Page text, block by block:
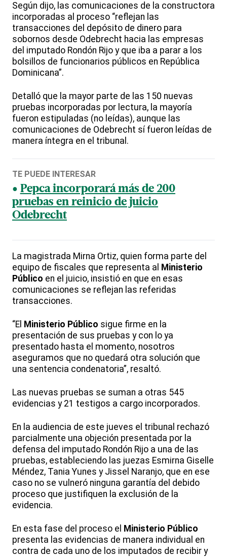
Según dijo, las comunicaciones de la constructora
incorporadas al proceso “reflejan las
transacciones del depósito de dinero para
sobornos desde Odebrecht hacia las empresas
del imputado Rondón Rijo y que iba a parar a los
bolsillos de funcionarios públicos en República
Dominicana”.
Detalló que la mayor parte de las 150 nuevas
pruebas incorporadas por lectura, la mayoría
fueron estipuladas (no leídas), aunque las
comunicaciones de Odebrecht sí fueron leídas de
manera íntegra en el tribunal.
TE PUEDE INTERESAR
Pepca incorporará más de 200
pruebas en reinicio de juicio
Odebrecht
La magistrada Mirna Ortiz, quien forma parte del
equipo de fiscales que representa al Ministerio
Público en el juicio, insistió en que en esas
comunicaciones se reflejan las referidas
transacciones.
“El Ministerio Público sigue firme en la
presentación de sus pruebas y con lo ya
presentado hasta el momento, nosotros
aseguramos que no quedará otra solución que
una sentencia condenatoria”, resaltó.
Las nuevas pruebas se suman a otras 545
evidencias y 21 testigos a cargo incorporados.
En la audiencia de este jueves el tribunal rechazó
parcialmente una objeción presentada por la
defensa del imputado Rondón Rijo a una de las
pruebas, estableciendo las juezas Esmirna Giselle
Méndez, Tania Yunes y Jissel Naranjo, que en ese
caso no se vulneró ninguna garantía del debido
proceso que justifiquen la exclusión de la
evidencia.
En esta fase del proceso el Ministerio Público
presenta las evidencias de manera individual en
contra de cada uno de los imputados de recibir y